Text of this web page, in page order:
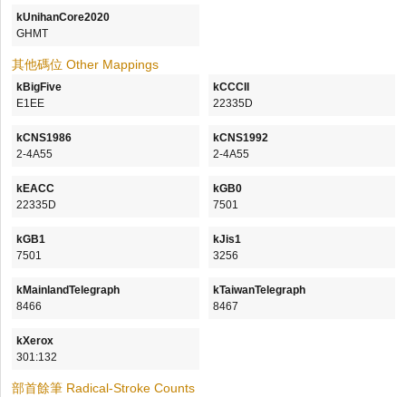
kUnihanCore2020
GHMT
其他碼位 Other Mappings
kBigFive
E1EE
kCCCII
22335D
kCNS1986
2-4A55
kCNS1992
2-4A55
kEACC
22335D
kGB0
7501
kGB1
7501
kJis1
3256
kMainlandTelegraph
8466
kTaiwanTelegraph
8467
kXerox
301:132
部首餘筆 Radical-Stroke Counts